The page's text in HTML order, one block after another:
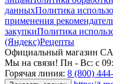
данныхПолитика
применения
закупкиПолитика
(Яндекс)Рецепты
Официальный магазин
Мы на связи! Пн - Вс: с
Горячая линия: 8 (800)